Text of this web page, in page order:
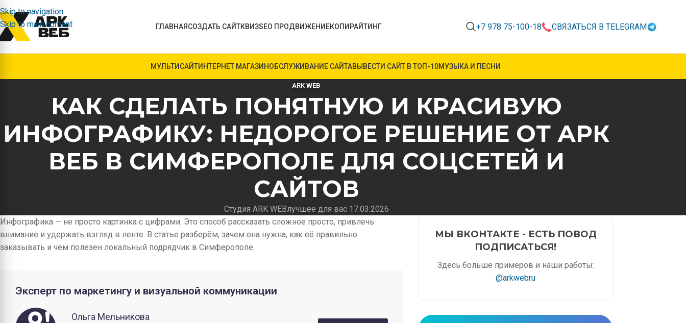
Skip to navigation
Skip to main content
ГЛАВНАЯСОЗДАТЬ САЙТКВИЗSEO ПРОДВИЖЕНИЕКОПИРАЙТИНГ +7 978 75-100-18 СВЯЗАТЬСЯ В TELEGRAM
МУЛЬТИСАЙТИНТЕРНЕТ МАГАЗИНОБСЛУЖИВАНИЕ САЙТАВЫВЕСТИ САЙТ В ТОП-10МУЗЫКА И ПЕСНИ
ARK WEB
КАК СДЕЛАТЬ ПОНЯТНУЮ И КРАСИВУЮ
ИНФОГРАФИКУ: НЕДОРОГОЕ РЕШЕНИЕ ОТ АРК
ВЕБ В СИМФЕРОПОЛЕ ДЛЯ СОЦСЕТЕЙ И
САЙТОВ
Студия ARK WEBлучшее для вас 17.03.2026
Инфографика — не просто картинка с цифрами. Это способ рассказать сложное просто, привлечь
внимание и удержать взгляд в ленте. В статье разберём, зачем она нужна, как её правильно
заказывать и чем полезен локальный подрядчик в Симферополе.
Эксперт по маркетингу и визуальной коммуникации
Ольга Мельникова
МЫ ВКОНТАКТЕ - ЕСТЬ ПОВОД
ПОДПИСАТЬСЯ!
Здесь больше примеров и наши работы:
@arkwebru